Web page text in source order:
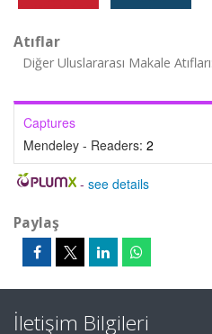
Atıflar
Diğer Uluslararası Makale
Captures
Mendeley - Readers: 2
- see details
Paylaş
İletişim Bilgileri